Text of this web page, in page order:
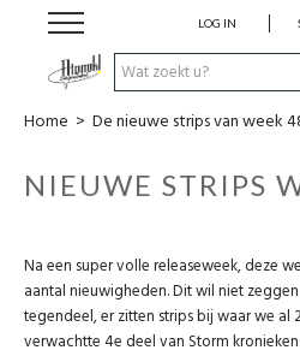
LOG IN
Strips
Comics
Nieuwsberichten
Pre release
Home > De nieuwe strips van week
NIEUWE STRIPS
Na een super volle releaseweek, deze
aantal nieuwigheden. Dit wil niet zeggen
tegendeel, er zitten strips bij waar we al
verwachtte 4e deel van Storm